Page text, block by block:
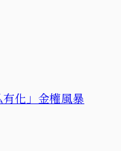
化」金權風暴